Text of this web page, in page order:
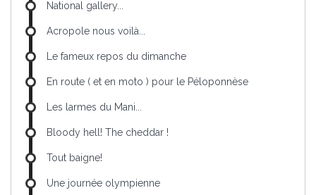
National gallery...
Acropole nous voilà...
Le fameux repos du dimanche
En route ( et en moto ) pour le Péloponnèse
Les larmes du Mani...
Bloody hell! The cheddar !
Tout baigne!
Une journée olympienne